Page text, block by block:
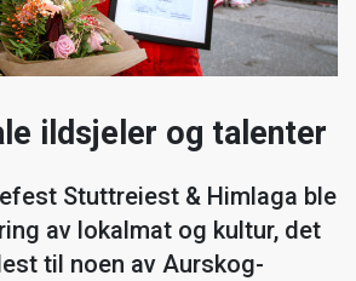
ildsjeler og talenter
Stuttreiest & Himlaga ble
av lokalmat og kultur, det
til noen av Aurskog-